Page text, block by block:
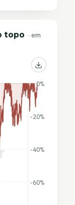
topo · em
-60%
-40%
-20%
0%